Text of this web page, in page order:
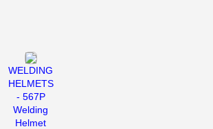
WELDING
HELMETS
- 567P
Welding
Helmet